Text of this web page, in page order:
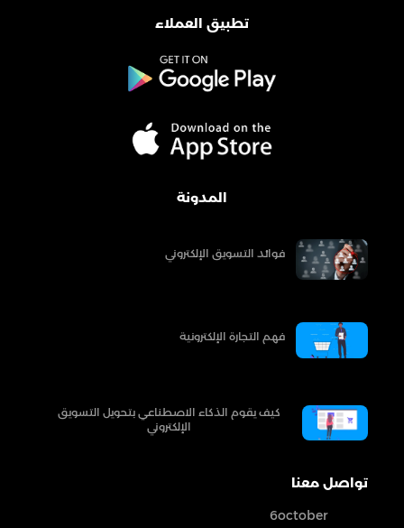
تطبيق العملاء
المدونة
فوائد التسويق الإلكتروني
فهم التجارة الإلكترونية
كيف يقوم الذكاء الاصطناعي بتحويل التسويق
الإلكتروني
تواصل معنا
6october